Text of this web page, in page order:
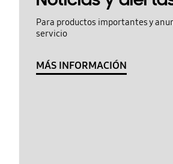
Para productos importantes y
servicio
MÁS INFORMACIÓN